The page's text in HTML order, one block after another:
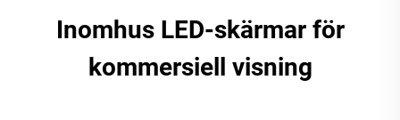
Inomhus LED-skärmar för
kommersiell visning